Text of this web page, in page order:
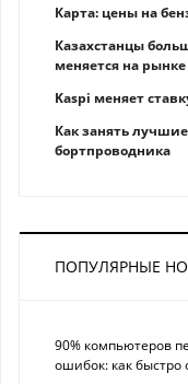
Карта: цены на
Казахстанцы
меняется на
Kaspi меняет
Как занять
бортпроводника
ПОПУЛЯРНЫЕ
90% компьютеров
ошибок: как